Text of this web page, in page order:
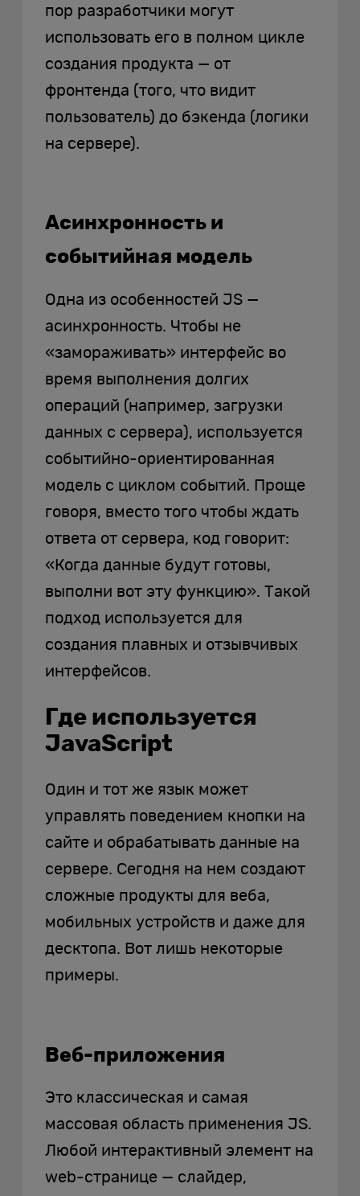
пор разработчики могут
использовать его в полном цикле
создания продукта — от
фронтенда (того, что видит
пользователь) до бэкенда (логики
на сервере).
Асинхронность и
событийная модель
Одна из особенностей JS —
асинхронность. Чтобы не
«замораживать» интерфейс во
время выполнения долгих
операций (например, загрузки
данных с сервера), используется
событийно-ориентированная
модель с циклом событий. Проще
говоря, вместо того чтобы ждать
ответа от сервера, код говорит:
«Когда данные будут готовы,
выполни вот эту функцию». Такой
подход используется для
создания плавных и отзывчивых
интерфейсов.
Где используется
JavaScript
Один и тот же язык может
управлять поведением кнопки на
сайте и обрабатывать данные на
сервере. Сегодня на нем создают
сложные продукты для веба,
мобильных устройств и даже для
десктопа. Вот лишь некоторые
примеры.
Веб-приложения
Это классическая и самая
массовая область применения JS.
Любой интерактивный элемент на
web-странице — слайдер,